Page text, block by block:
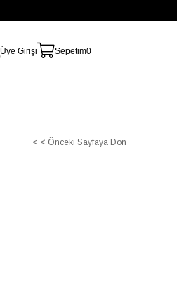
Üye Girişi Sepetim0
< < Önceki Sayfaya Dön